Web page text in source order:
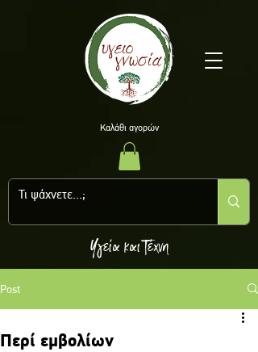
Υγεία και Τέχνη
Kαλάθι αγορών
Post
Περί εμβολίων